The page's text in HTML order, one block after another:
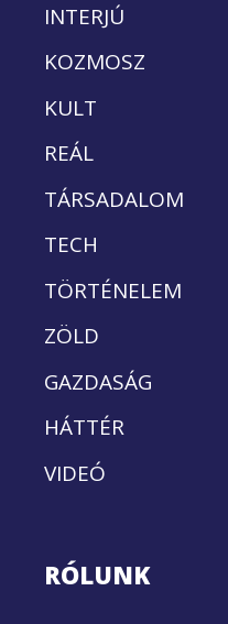
INTERJÚ
KOZMOSZ
KULT
REÁL
TÁRSADALOM
TECH
TÖRTÉNELEM
ZÖLD
GAZDASÁG
HÁTTÉR
VIDEÓ
RÓLUNK